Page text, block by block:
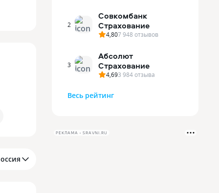
2
Совкомбанк
Страхование
4,807 948 отзывов
3
Абсолют
Страхование
4,693 984отзыва
Весь рейтинг
РЕКЛАМА • SRAVNI.RU